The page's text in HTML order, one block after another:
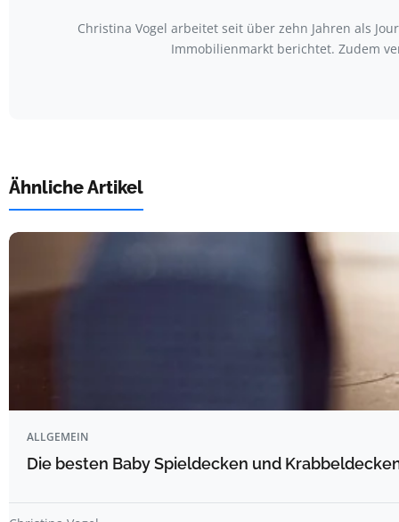
Christina Vogel arbeitet seit über zehn Jahren als
Immobilienmarkt berichtet. Zudem
Ähnliche Artikel
ALLGEMEIN
Die besten Baby Spieldecken und